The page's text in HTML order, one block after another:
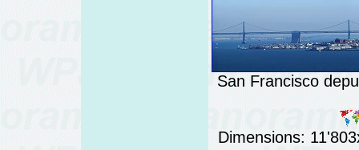
San Francisco
Dimensions: